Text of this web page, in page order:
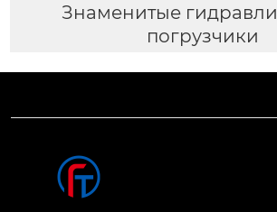
Знаменитые
погрузчики